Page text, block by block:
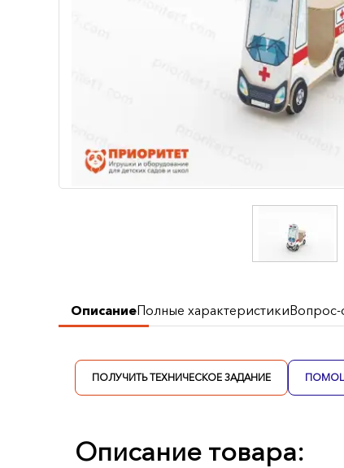
ОписаниеПолные характеристикиВопрос-
ПОЛУЧИТЬ ТЕХНИЧЕСКОЕ ЗАДАНИЕ
Описание товара: